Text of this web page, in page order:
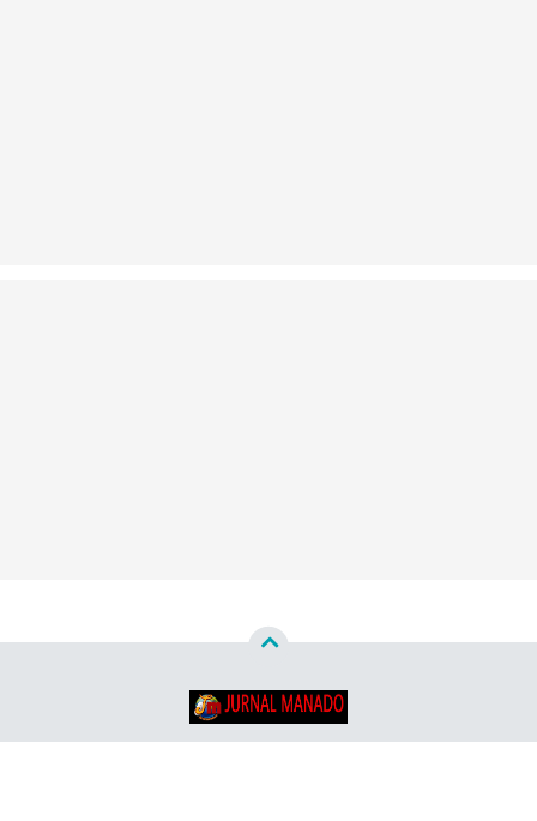
Copyright ©2026Jurnal Manado - Santun & Terpercaya™